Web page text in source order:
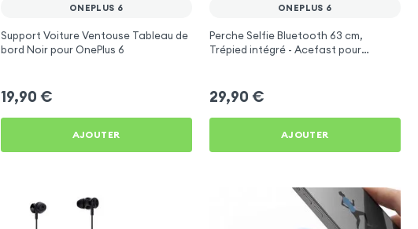
ONEPLUS 6
Support Voiture Ventouse Tableau de
bord Noir pour OnePlus 6
19,90 €
AJOUTER
ONEPLUS 6
Perche Selfie Bluetooth 63 cm,
Trépied intégré - Acefast pour
29,90 €
AJOUTER